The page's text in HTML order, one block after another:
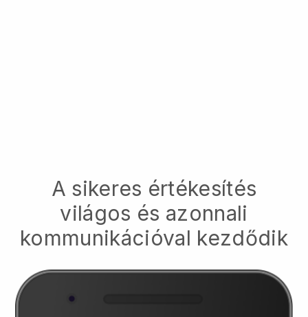
A sikeres értékesítés
világos és azonnali
kommunikációval kezdődik